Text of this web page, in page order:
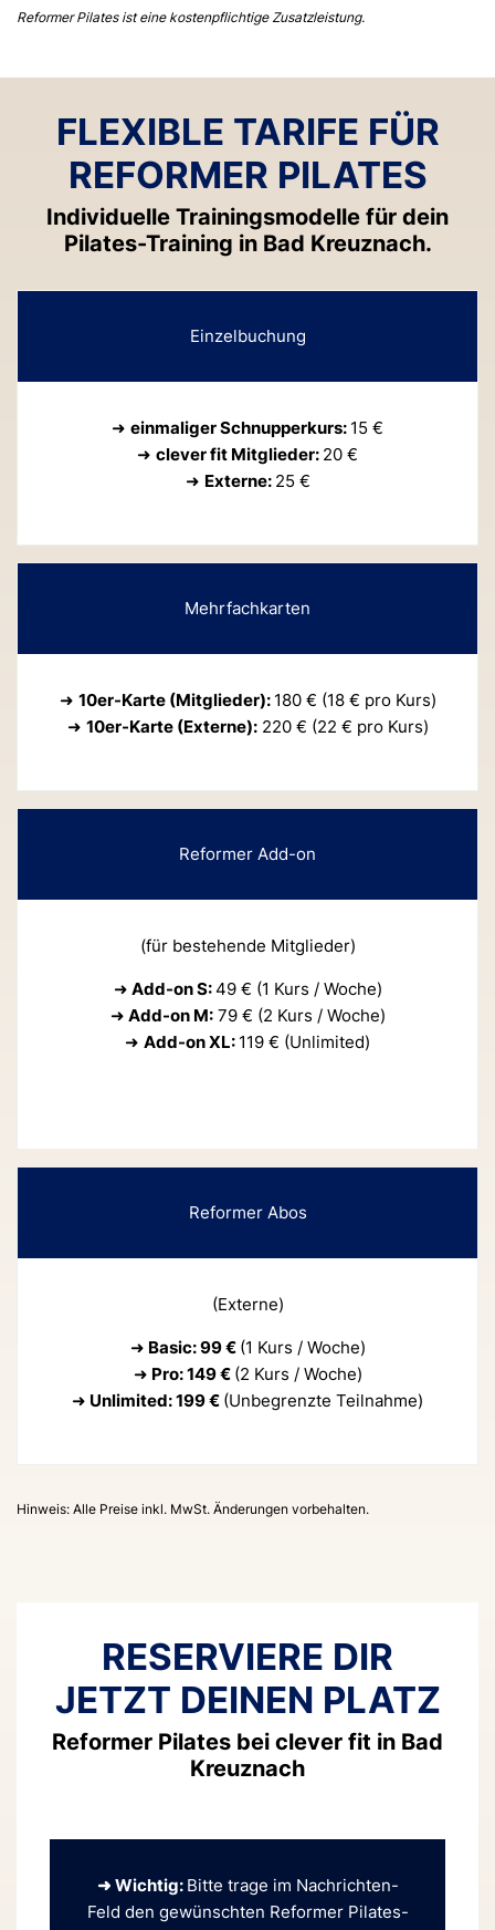
Reformer Pilates ist eine kostenpflichtige Zusatzleistung.
FLEXIBLE TARIFE FÜR
REFORMER PILATES
Individuelle Trainingsmodelle für dein
Pilates-Training in Bad Kreuznach.
Einzelbuchung
➜ einmaliger Schnupperkurs: 15 €
➜ clever fit Mitglieder: 20 €
➜ Externe: 25 €
Mehrfachkarten
➜ 10er-Karte (Mitglieder): 180 € (18 € pro Kurs)
➜ 10er-Karte (Externe):220 € (22 € pro Kurs)
Reformer Add-on
(für bestehende Mitglieder)
➜ Add-on S:49 € (1 Kurs / Woche)
➜ Add-on M:79 € (2 Kurs / Woche)
➜ Add-on XL: 119 € (Unlimited)
Reformer Abos
(Externe)
➜ Basic: 99 € (1 Kurs / Woche)
➜ Pro: 149 € (2 Kurs / Woche)
➜ Unlimited: 199 € (Unbegrenzte Teilnahme)
Hinweis: Alle Preise inkl. MwSt. Änderungen vorbehalten.
RESERVIERE DIR
JETZT DEINEN PLATZ
Reformer Pilates bei clever fit in Bad
Kreuznach
➜ Wichtig: Bitte trage im Nachrichten-
Feld den gewünschten Reformer Pilates-